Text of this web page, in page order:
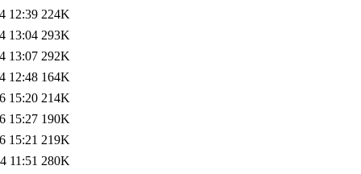
12:39 224K
13:04 293K
13:07 292K
12:48 164K
15:20 214K
15:27 190K
15:21 219K
11:51 280K